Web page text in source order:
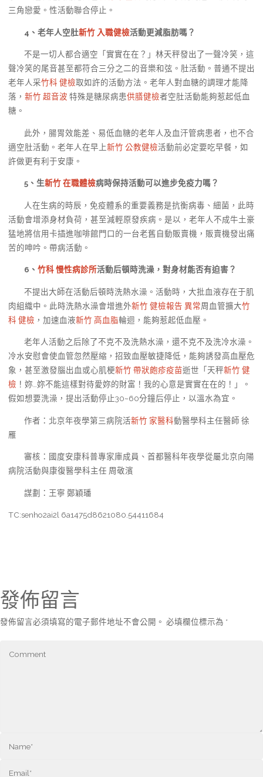
三角戀愛。性活動聯合停止。
4 、 老年人空肚新竹 入職健檢活動更減脂肪嗎？
不是一切人都合適空「實實在在？」林天秤發出了一聲冷笑，這
聲冷笑的尾音甚至都符合三分之二的音樂和弦。肚活動。普通不提出
老年人采竹科 健檢取如許的活動方法。老年人對血糖的調理才能降
落， 新竹 超音波 特殊是糖尿病患供膳健檢者空肚活動能夠惹起低血
糖。
此外，腸胃效能差、易低血糖的老年人及血汗管病患者，也不合
適空肚活動。老年人在早上新竹 公教健檢活動前必定要吃早餐，如
許做更有利于安康。
5、 生新竹 在職體檢病時保持活動可以進步免疫力嗎？
人在生病的時辰，免疫體系的重要義務是抗衡病毒、細菌，此時
活動會增添身材負荷，甚至減輕原發疾病。是以，老年人不成牛土豪
猛地將信用卡插進咖啡館門口的一台老舊自動販賣機，販賣機發出痛
苦的呻吟。帶病活動。
6 、 竹科 慢性病診所活動后頓時洗澡，對身材能否有迫害？
不提出大師在活動后頓時洗熱水澡。活動時，大批血液存在于肌
肉組織中。此時洗熱水澡會增進外新竹 健檢報告 異常周血管擴大竹
科 健檢 ，加速血液新竹 高血脂輪迴，能夠惹起低血壓。
老年人活動之后除了不克不及洗熱水澡，還不克不及洗冷水澡。
冷水安慰會使血管忽然壓縮，招致血壓敏捷降低，能夠誘發高血壓危
象，甚至激發腦出血或心肌梗新竹 帶狀皰疹疫苗逝世「天秤新竹 健
檢 ！妳…妳不能這樣對待愛妳的財富！我的心意是實實在在的！」。
假如想要洗澡，提出活動停止30~60分鐘后停止，以溫水為宜。
作者：北京年夜學第三病院活新竹 家醫科動醫學科主任醫師 徐
雁
審核：國度安康科普專家庫成員、首都醫科年夜學從屬北京向陽
病院活動與康復醫學科主任 周敬濱
謀劃：王寧 鄭穎璠
TC:senho2ai2l 6a1475d8621080.54411684
發佈留言
發佈留言必須填寫的電子郵件地址不會公開。 必填欄位標示為 *